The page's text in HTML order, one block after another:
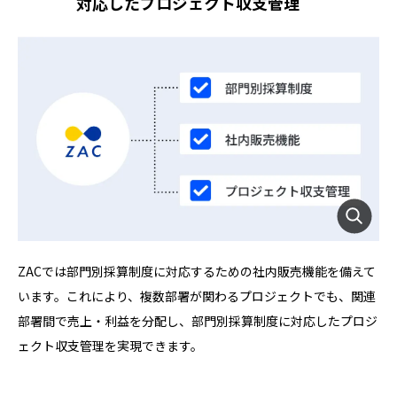
ZACでは部門別採算制度に対応するための社内販売機能を備えて
います。これにより、複数部署が関わるプロジェクトでも、関連
部署間で売上・利益を分配し、部門別採算制度に対応したプロジ
ェクト収支管理を実現できます。